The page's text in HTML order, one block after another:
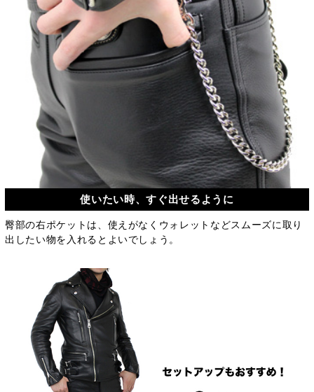
使いたい時、すぐ出せるように
臀部の右ポケットは、使えがなくウォレットなどスムーズに取り
出したい物を入れるとよいでしょう。